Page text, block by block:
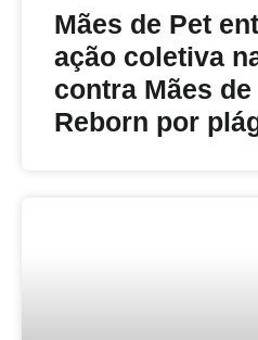
Mães de Pet
ação coletiva
contra Mães
Reborn por